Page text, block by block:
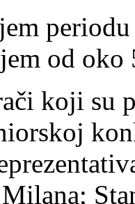
od oko
koji su